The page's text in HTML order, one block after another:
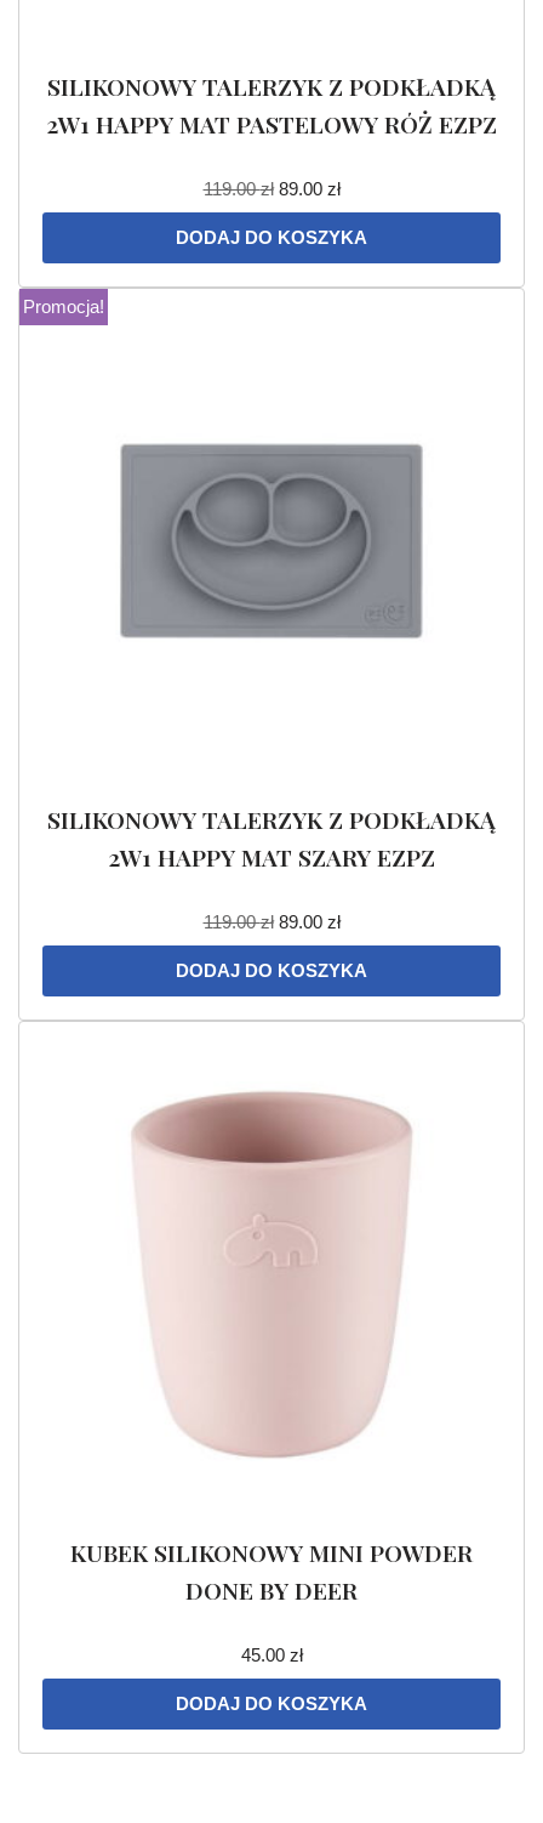
SILIKONOWY TALERZYK Z PODKŁADKĄ
2W1 HAPPY MAT PASTELOWY RÓŻ EZPZ
119.00zł 89.00 zł
DODAJ DO KOSZYKA
Promocja!
SILIKONOWY TALERZYK Z PODKŁADKĄ
2W1 HAPPY MAT SZARY EZPZ
119.00zł 89.00 zł
DODAJ DO KOSZYKA
KUBEK SILIKONOWY MINI POWDER
DONE BY DEER
45.00 zł
DODAJ DO KOSZYKA